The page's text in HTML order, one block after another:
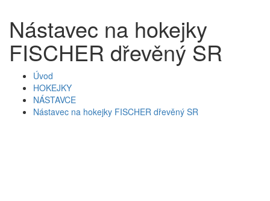
Nástavec na hokejky
FISCHER dřevěný SR
Úvod
HOKEJKY
NÁSTAVCE
Nástavec na hokejky FISCHER dřevěný SR